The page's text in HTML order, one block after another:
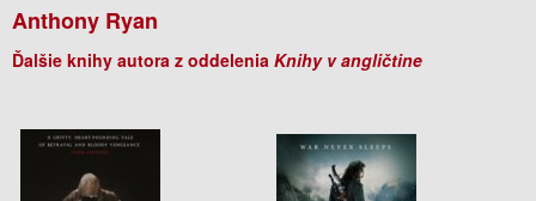
Anthony Ryan
Ďalšie knihy autora z oddelenia Knihy v angličtine